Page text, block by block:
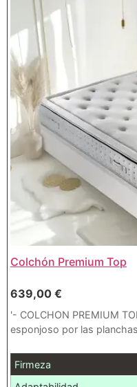
Colchón Premium Top
639,00 €
'- COLCHON PREMIUM
esponjoso por las
Firmeza